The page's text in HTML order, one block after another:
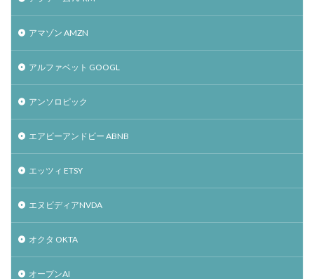
アマゾン AMZN
アルファベット GOOGL
アンソロピック
エアビーアンドビー ABNB
エッツィ ETSY
エヌビディアNVDA
オクタ OKTA
オープンAI